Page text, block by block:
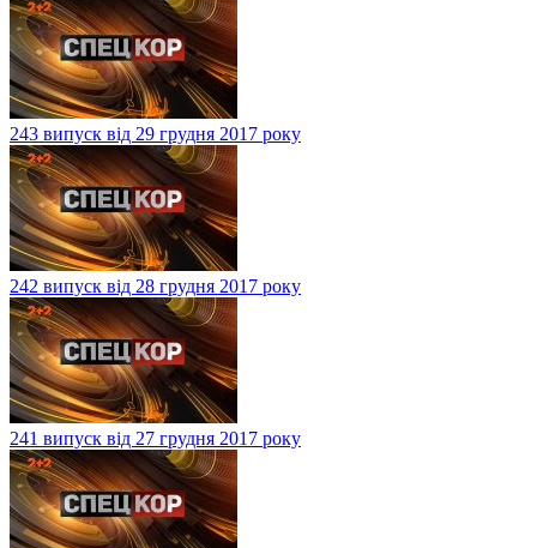
243 випуск від 29 грудня 2017 року
242 випуск від 28 грудня 2017 року
241 випуск від 27 грудня 2017 року